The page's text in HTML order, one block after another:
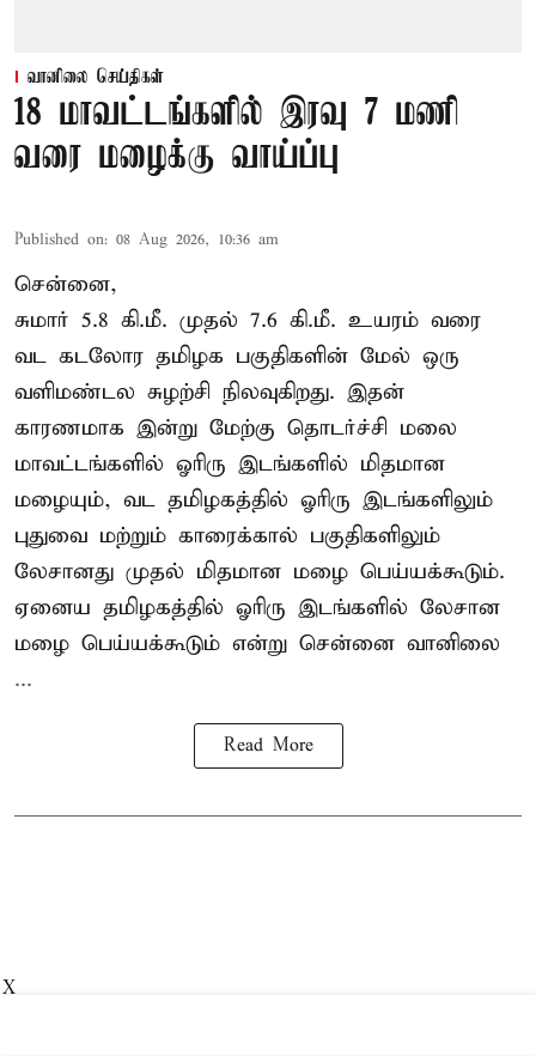
வானிலை செய்திகள்
18 மாவட்டங்களில் இரவு 7 மணி
வரை மழைக்கு வாய்ப்பு
Published on: 08 Aug 2026, 10:36 am
சென்னை,
சுமார் 5.8 கி.மீ. முதல் 7.6 கி.மீ. உயரம் வரை
வட கடலோர தமிழக பகுதிகளின் மேல் ஒரு
வளிமண்டல சுழற்சி நிலவுகிறது. இதன்
காரணமாக இன்று மேற்கு தொடர்ச்சி மலை
மாவட்டங்களில் ஓரிரு இடங்களில் மிதமான
மழையும், வட தமிழகத்தில் ஓரிரு இடங்களிலும்
புதுவை மற்றும் காரைக்கால் பகுதிகளிலும்
லேசானது முதல் மிதமான மழை பெய்யக்கூடும்.
ஏனைய தமிழகத்தில் ஓரிரு இடங்களில் லேசான
மழை பெய்யக்கூடும் என்று சென்னை வானிலை
...
Read More
X